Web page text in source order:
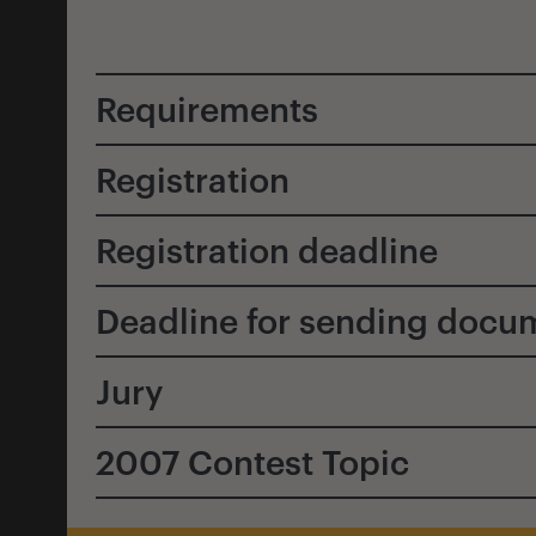
Requirements
Registration
Registration deadline
Deadline for sending
Jury
2007 Contest Topic